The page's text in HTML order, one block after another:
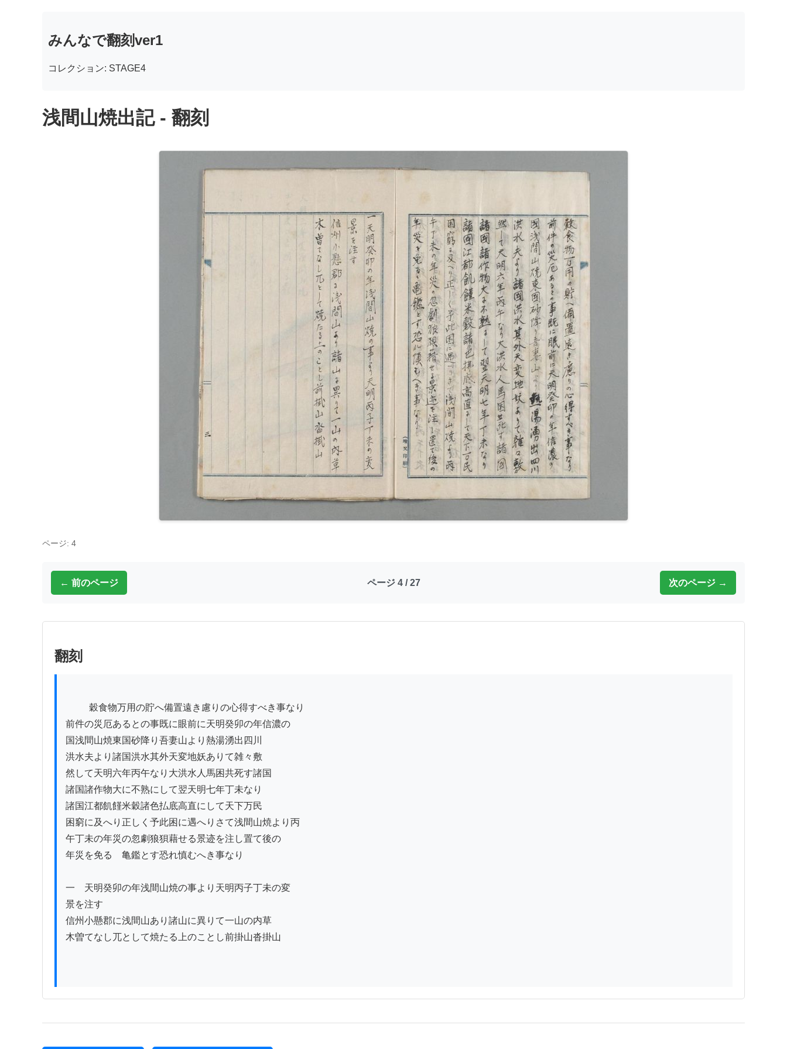
みんなで翻刻ver1
コレクション: STAGE4
浅間山焼出記 - 翻刻
ページ: 4
← 前のページ ページ 4 / 27 次のページ →
翻刻
前件の災厄あるとの事既に眼前に天明癸卯の年信濃の
国浅間山焼東国砂降り吾妻山より熱湯湧出四川
洪水夫より諸国洪水其外天変地妖ありて雑々敷
然して天明六年丙午なり大洪水人馬困共死す諸国
諸国諸作物大に不熟にして翌天明七年丁未なり
諸国江都飢饉米穀諸色払底高直にして天下万民
困窮に及へり正しく予此困に遇へりさて浅間山焼より丙
午丁未の年災の忽劇狼狽藉せる景迹を注し置て後の
年災を免るゝ亀鑑とす恐れ慎むへき事なり
一　天明癸卯の年浅間山焼の事より天明丙子丁未の変
景を注す
信州小懸郡に浅間山あり諸山に異りて一山の内草
木曽てなし兀として焼たる上のことし前掛山沓掛山